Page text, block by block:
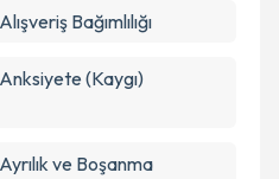
Bağımlılığı
(Kaygı)
ve Boşanma